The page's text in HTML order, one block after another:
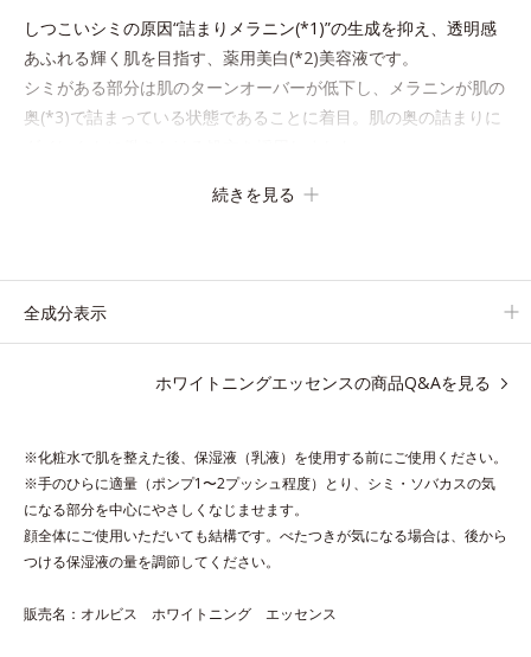
しつこいシミの原因“詰まりメラニン(*1)”の生成を抑え、透明感
あふれる輝く肌を目指す、薬用美白(*2)美容液です。
シミがある部分は肌のターンオーバーが低下し、メラニンが肌の
奥(*3)で詰まっている状態であることに着目。肌の奥の詰まりに
キス）が詰まりメラニンの生成を抑制し、浸透(*4)パワーで美白
スキンケアとも相性抜群。一年中気持ちよく使える使用感です。
*1 過剰に生成されたメラニン
*4 角層まで
体*1＝薬用美白成分●グリチルリチン酸ジカリウム*2＝肌荒れ防止
続きを見る
全成分表示
ホワイトニングエッセンスの商品Q&Aを見る
※化粧水で肌を整えた後、保湿液（乳液）を使用する前にご使用ください。
※手のひらに適量（ポンプ1〜2プッシュ程度）とり、シミ・ソバカスの気
になる部分を中心にやさしくなじませます。
顔全体にご使用いただいても結構です。べたつきが気になる場合は、後から
つける保湿液の量を調節してください。
販売名：オルビス ホワイトニング エッセンス